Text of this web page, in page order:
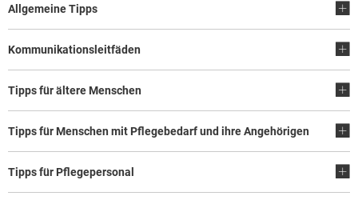
Allgemeine Tipps
Kommunikationsleitfäden
Tipps für ältere Menschen
Tipps für Menschen mit Pflegebedarf und ihre Angehörigen
Tipps für Pflegepersonal